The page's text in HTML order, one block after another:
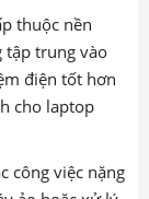
thuộc nền
tập trung vào
điện tốt hơn
cho laptop
công việc nặng